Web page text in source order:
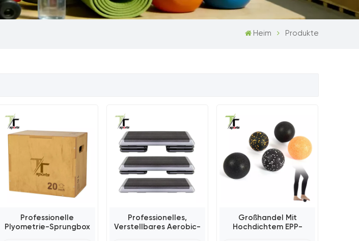
Heim Produkte
Professionelle
Plyometrie-Sprungbox
Professionelles,
Verstellbares Aerobic-
Großhandel Mit
Hochdichtem EPP-